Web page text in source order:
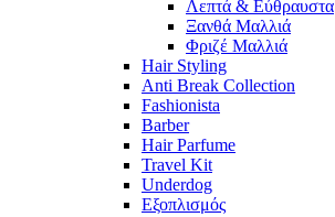
Λεπτά & Εύθραυστα
Ξανθά Μαλλιά
Φριζέ Μαλλιά
Hair Styling
Anti Break Collection
Fashionista
Barber
Hair Parfume
Travel Kit
Underdog
Εξοπλισμός